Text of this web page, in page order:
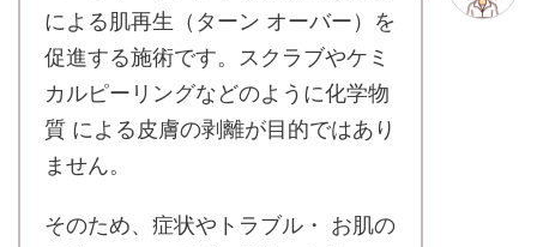
による肌再生（ターン オーバー）を
促進する施術です。スクラブやケミ
カルピーリングなどのように化学物
質 による皮膚の剥離が目的ではあり
ません。
そのため、症状やトラブル・ お肌の